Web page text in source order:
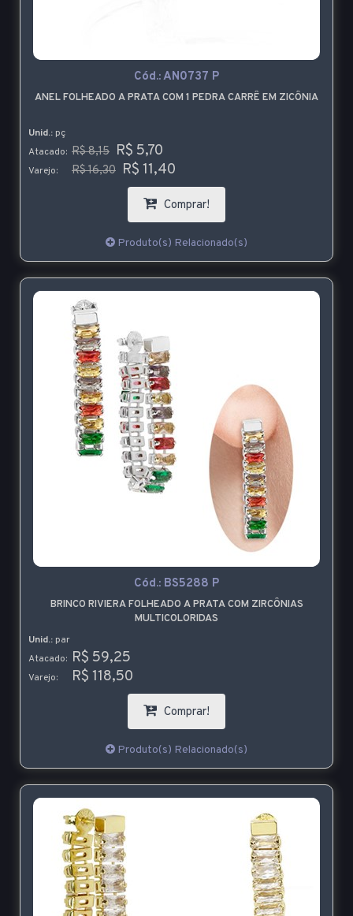
Cód.:AN0737 P
ANEL FOLHEADO A PRATA COM 1 PEDRA CARRÊ EM ZICÔNIA
Unid.: pç
Atacado: R$ 8,15 R$ 5,70
Varejo: R$ 16,30 R$ 11,40
Comprar!
Produto(s) Relacionado(s)
Cód.: BS5288 P
BRINCO RIVIERA FOLHEADO A PRATA COM ZIRCÔNIAS
MULTICOLORIDAS
Unid.: par
Atacado: R$ 59,25
Varejo: R$ 118,50
Comprar!
Produto(s) Relacionado(s)